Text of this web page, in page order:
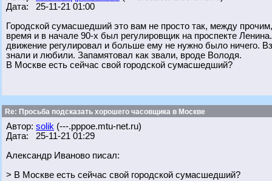
Дата: 25-11-21 01:00
Городской сумасшедший это вам не просто так, между
время и в начале 90-х был регулировщик на проспекте
движение регулировал и больше ему не нужно было ничего.
знали и любили. Запамятовал как звали, вроде Володя.
В Москве есть сейчас свой городской сумасшедший?
Re: Просьба подсказать хорошего часовщика в Москве
Автор: solik (---.pppoe.mtu-net.ru)
Дата: 25-11-21 01:29
Александр Иваново писал:
> В Москве есть сейчас свой городской сумасшедший?